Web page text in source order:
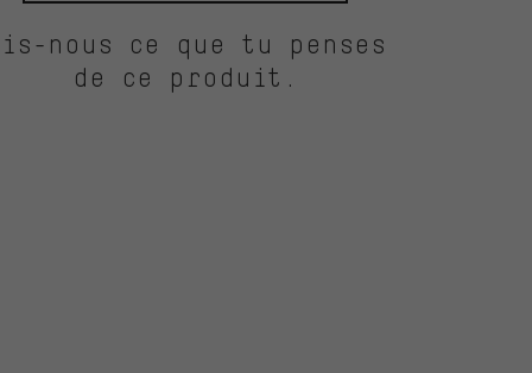
nous ce que tu penses
de ce produit.